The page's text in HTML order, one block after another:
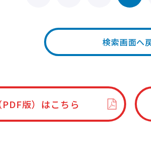
検索画面へ
版）はこちら